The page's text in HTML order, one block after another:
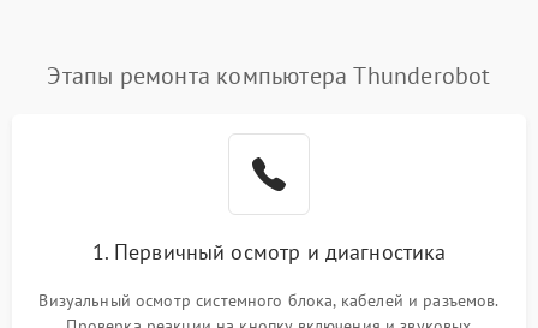
Проблемы с
подключением внешних
1400 ₽ Подробнее →
1700 ₽
Ошибки в работе
оперативной памяти
1500 ₽ Подробнее →
Не распознается USB-порт 1300 ₽ Подробнее →
Этапы ремонта компьютера Thunderobot
1. Первичный осмотр и диагностика
Визуальный осмотр системного блока, кабелей и разъемов.